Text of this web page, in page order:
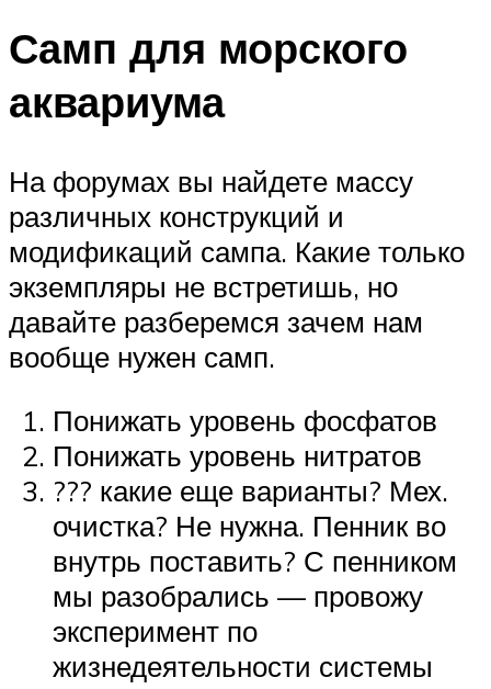
Самп для морского
аквариума
На форумах вы найдете массу
различных конструкций и
модификаций сампа. Какие только
экземпляры не встретишь, но
давайте разберемся зачем нам
вообще нужен самп.
Понижать уровень фосфатов
Понижать уровень нитратов
??? какие еще варианты? Мех.
очистка? Не нужна. Пенник во
внутрь поставить? С пенником
мы разобрались — провожу
эксперимент по
жизнедеятельности системы